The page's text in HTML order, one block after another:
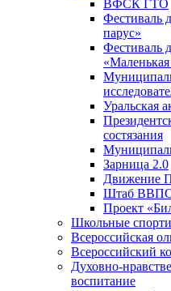
ВФСК ГТО
Фестиваль
парус»
Фестиваль
«Маленькая
Уральская
состязания
Зарница 2.0
Движение
Штаб
Проект
Школьные
Всероссийская
Всероссийский
Духовно-
воспитание